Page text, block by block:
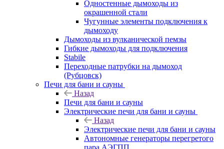
Одностенные дымоходы из
окрашенной стали
Чугунные элементы подключения к
дымоходу
Дымоходы из вулканической пемзы
Гибкие дымоходы для подключения
Stabile
Переходные патрубки на дымоход
(Рубцовск)
Печи для бани и сауны
Назад
Печи для бани и сауны
Электрические печи для бани и сауны
Назад
Электрические печи для бани и сауны
Автономные генераторы перегретого
пара АЭГПП